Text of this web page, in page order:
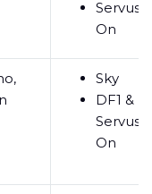
On
Sky
DF1 &
On